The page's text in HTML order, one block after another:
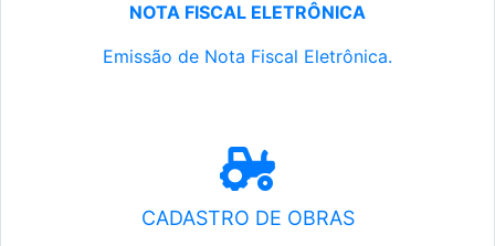
NOTA FISCAL ELETRÔNICA
Emissão de Nota Fiscal Eletrônica.
CADASTRO DE OBRAS